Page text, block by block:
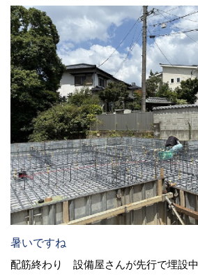
暑いですね
配筋終わり 設備屋さんが先行で埋設中